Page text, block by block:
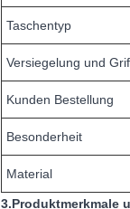
Taschentyp
Versiegelung und
Kunden Bestellung
Besonderheit
Material
3.Produktmerkmale